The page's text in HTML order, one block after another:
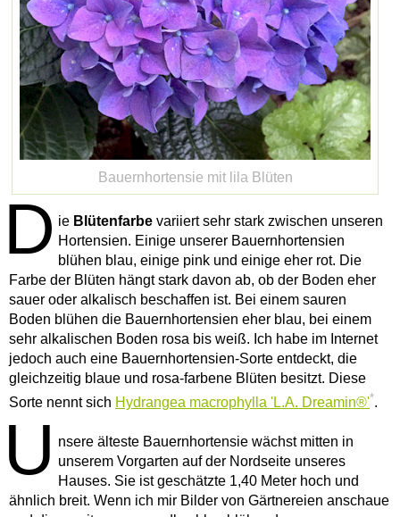
Bauernhortensie mit lila Blüten
D ie Blütenfarbe variiert sehr stark zwischen unseren
Hortensien. Einige unserer Bauernhortensien
blühen blau, einige pink und einige eher rot. Die
Farbe der Blüten hängt stark davon ab, ob der Boden eher
sauer oder alkalisch beschaffen ist. Bei einem sauren
Boden blühen die Bauernhortensien eher blau, bei einem
sehr alkalischen Boden rosa bis weiß. Ich habe im Internet
jedoch auch eine Bauernhortensien-Sorte entdeckt, die
gleichzeitig blaue und rosa-farbene Blüten besitzt. Diese
Sorte nennt sich Hydrangea macrophylla 'L.A. Dreamin®'*.
U nsere älteste Bauernhortensie wächst mitten in
unserem Vorgarten auf der Nordseite unseres
Hauses. Sie ist geschätzte 1,40 Meter hoch und
ähnlich breit. Wenn ich mir Bilder von Gärtnereien anschaue